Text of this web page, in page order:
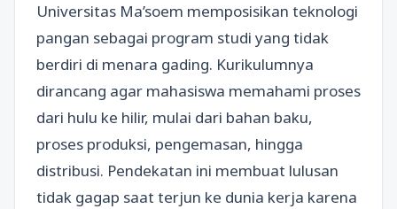
Universitas Ma’soem memposisikan teknologi
pangan sebagai program studi yang tidak
berdiri di menara gading. Kurikulumnya
dirancang agar mahasiswa memahami proses
dari hulu ke hilir, mulai dari bahan baku,
proses produksi, pengemasan, hingga
distribusi. Pendekatan ini membuat lulusan
tidak gagap saat terjun ke dunia kerja karena